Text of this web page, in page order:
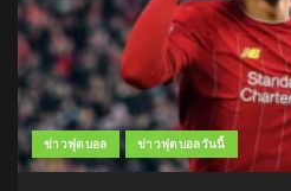
ข่าวฟุตบอล ข่าวฟุตบอลวันนี้